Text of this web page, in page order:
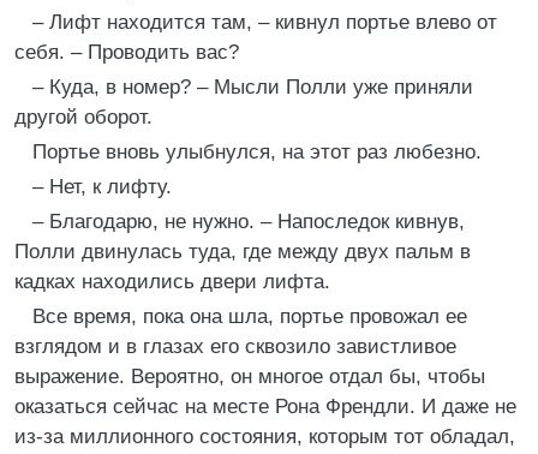
– Лифт находится там, – кивнул портье влево от
себя. – Проводить вас?
– Куда, в номер? – Мысли Полли уже приняли
другой оборот.
Портье вновь улыбнулся, на этот раз любезно.
– Нет, к лифту.
– Благодарю, не нужно. – Напоследок кивнув,
Полли двинулась туда, где между двух пальм в
кадках находились двери лифта.
Все время, пока она шла, портье провожал ее
взглядом и в глазах его сквозило завистливое
выражение. Вероятно, он многое отдал бы, чтобы
оказаться сейчас на месте Рона Френдли. И даже не
из-за миллионного состояния, которым тот обладал,